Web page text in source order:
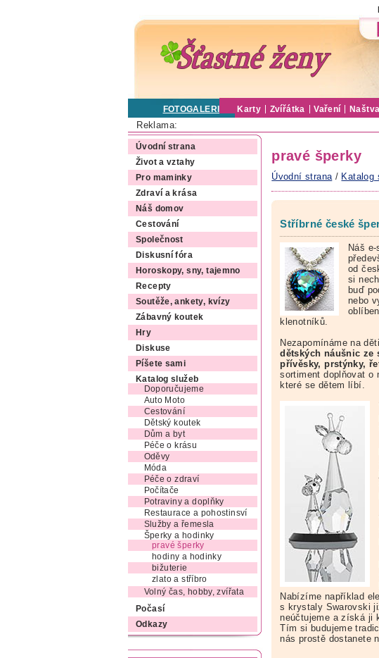
FOTOGALERIE Karty Zvířátka Vaření
Reklama:
Úvodní strana
Život a vztahy
Pro maminky
Zdraví a krása
Náš domov
Cestování
Společnost
Diskusní fóra
Horoskopy, sny, tajemno
Recepty
Soutěže, ankety, kvízy
Zábavný koutek
Hry
Diskuse
Píšete sami
Katalog služeb
Doporučujeme
Auto Moto
Cestování
Dětský koutek
Dům a byt
Péče o krásu
Oděvy
Móda
Péče o zdraví
Počítače
Potraviny a doplňky
Restaurace a pohostinsví
Služby a řemesla
Šperky a hodinky
pravé šperky
hodiny a hodinky
bižuterie
zlato a stříbro
Volný čas, hobby, zvířata
Počasí
Odkazy
pravé šperky
Úvodní strana / Katalog
Stříbrné české
Náš
od
si
buď
nebo
klenotníků.
Nezapomínáme na
dětských náušnic ze
přívěsky, prstýnky,
sortiment doplňovat o
které se dětem líbí.
Nabízíme například
s krystaly Swarovski
neúčtujeme a získá ji
Tím si budujeme
nás prostě dostanete